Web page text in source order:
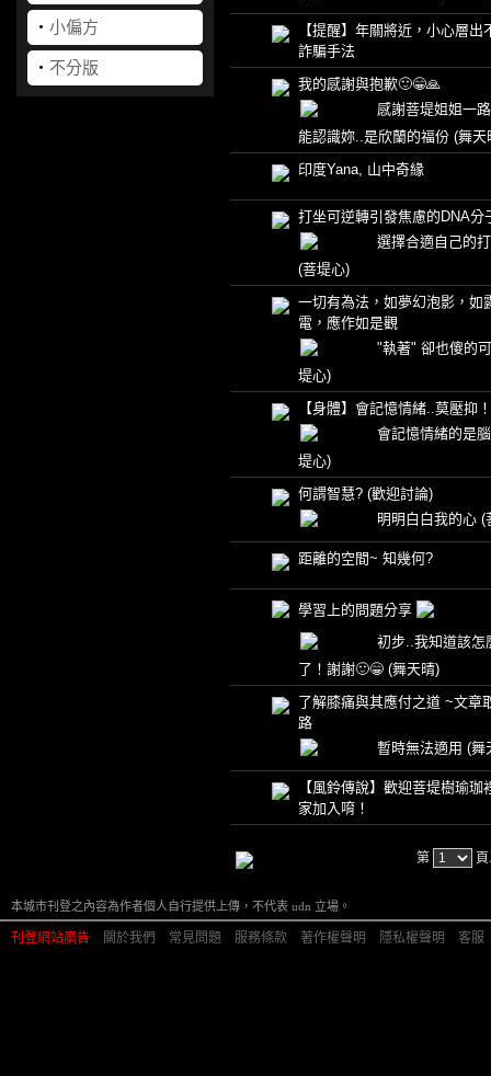
‧ 小偏方
‧ 不分版
【提醒】年關將近，小心層出
詐騙手法
我的感謝與抱歉🙂😁🙏
感謝菩堤姐姐一
能認識妳..是欣蘭的福份 (舞天
印度Yana, 山中奇緣
打坐可逆轉引發焦慮的DNA分
選擇合適自己的
(菩堤心)
一切有為法，如夢幻泡影，如
電，應作如是觀
"執著" 卻也傻的
堤心)
【身體】會記憶情緒..莫壓抑！
會記憶情緒的是
堤心)
何謂智慧? (歡迎討論)
明明白白我的心 (
距離的空間~ 知幾何?
學習上的問題分享
初步..我知道該怎
了！謝謝🙂😁 (舞天晴)
了解膝痛與其應付之道 ~文章
路
暫時無法適用 (舞
【風鈴傳說】歡迎菩堤樹瑜珈
家加入唷！
第
本城市刊登之內容為作者個人自行提供上傳，不代表 udn 立場。
刊登網站廣告 關於我們 常見問題 服務條款 著作權聲明 隱私權聲明 客服